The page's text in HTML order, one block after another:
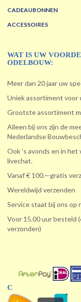
CADEAUBONNEN
ACCESSOIRES
WAT IS UW
ODELBOUW:
Meer dan 20 jaar uw
Uniek assortiment voor
Grootste assortiment
Alleen bij ons zijn de
Nederlandse
Ook ’s avonds en in
livechat.
Vanaf € 100.—gratis
Wereldwijd verzenden
Service staat bij ons op
Voor 15.00 uur besteld
verzonden)
C